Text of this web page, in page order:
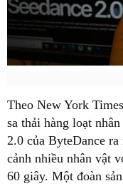
Theo New York
sa thải hàng loạt
2.0 của ByteDance
cảnh nhiều nhân vật
60 giây. Một đoàn